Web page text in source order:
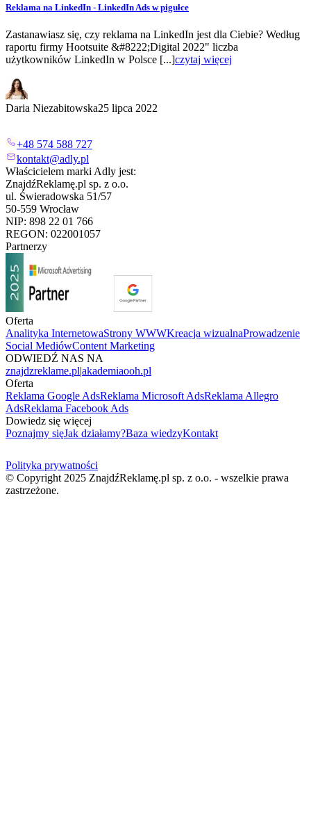
Reklama na LinkedIn - LinkedIn Ads w pigułce
Zastanawiasz się, czy reklama na LinkedIn jest dla Ciebie? Według
raportu firmy Hootsuite &#8222;Digital 2022" liczba
użytkowników LinkedIn w Polsce [...]czytaj więcej
Daria Niezabitowska25 lipca 2022
+48 574 588 727
kontakt@adly.pl
Właścicielem marki Adly jest:
ZnajdźReklamę.pl sp. z o.o.
ul. Świeradowska 51/57
50-559 Wrocław
NIP: 898 22 01 766
REGON: 022001057
Partnerzy
Oferta
Analityka InternetowaStrony WWWKreacja wizualnaProwadzenie
Social MediówContent Marketing
ODWIEDŹ NAS NA
znajdzreklame.pl|akademiaooh.pl
Oferta
Reklama Google AdsReklama Microsoft AdsReklama Allegro
AdsReklama Facebook Ads
Dowiedz się więcej
Poznajmy sięJak działamy?Baza wiedzyKontakt
Polityka prywatności
© Copyright 2025 ZnajdźReklamę.pl sp. z o.o. - wszelkie prawa
zastrzeżone.